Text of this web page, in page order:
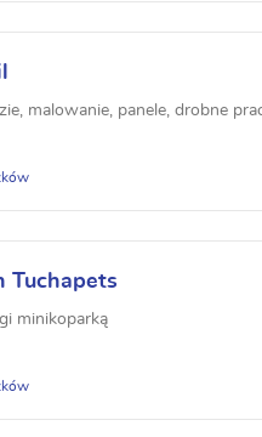
malowanie, panele, drobne
Tuchapets
minikoparką